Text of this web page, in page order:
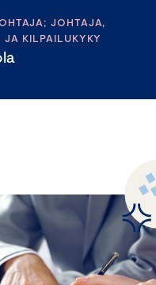
JOHTAJA,
KILPAILUKYKY